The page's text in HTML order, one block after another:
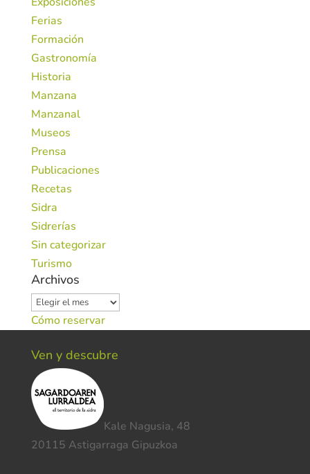
Ferias
Formación
Gastronomía
Historia
Manzana
Manzanal
Museos
Prensa
Publicaciones
Recetas
Sidra
Sidrerías
Sin categorizar
Turismo
Archivos
Archivos
Cómo reservar
Ven y descubre
Kale Nagusia, 48
20115 Astigarraga Gipuzkoa